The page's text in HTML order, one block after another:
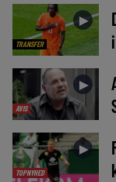
TRANSFER
►
AVIS
►
TOPNYHED
►